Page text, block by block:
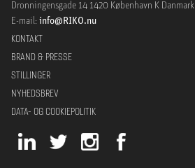
Dronningensgade 14 1420 København K Danmark
E-mail: info@RIKO.nu
KONTAKT
BRAND & PRESSE
STILLINGER
NYHEDSBREV
DATA- OG COOKIEPOLITIK